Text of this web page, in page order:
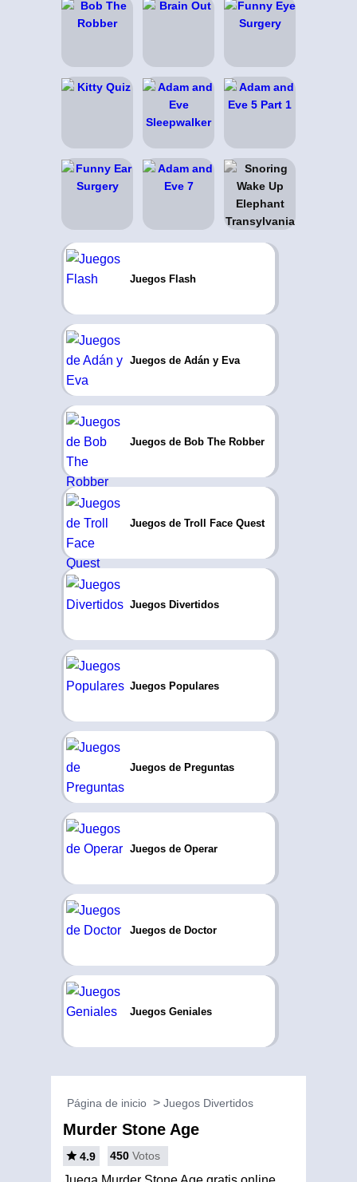
Juegos Flash
Juegos de Adán y Eva
Juegos de Bob The Robber
Juegos de Troll Face Quest
Juegos Divertidos
Juegos Populares
Juegos de Preguntas
Juegos de Operar
Juegos de Doctor
Juegos Geniales
Página de inicio Juegos Divertidos
Murder Stone Age
4.9 450 Votos